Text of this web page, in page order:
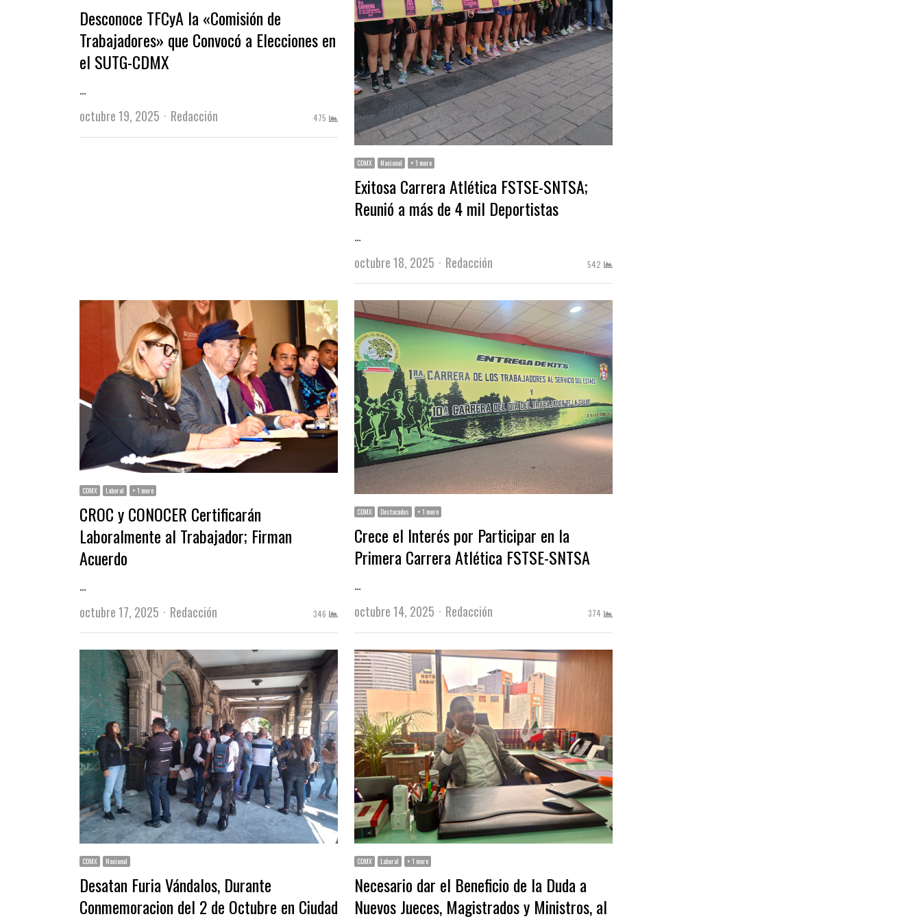
Desconoce TFCyA la «Comisión de
Trabajadores» que Convocó a Elecciones en
el SUTG-CDMX
…
octubre 19, 2025
Author
Redacción 475
CDMX Nacional + 1 more
Exitosa Carrera Atlética FSTSE-SNTSA;
Reunió a más de 4 mil Deportistas
…
octubre 18, 2025
Author
Redacción 542
CDMX Laboral + 1 more
CROC y CONOCER Certificarán
Laboralmente al Trabajador; Firman
Acuerdo
…
octubre 17, 2025
Author
Redacción 346
CDMX Destacados + 1 more
Crece el Interés por Participar en la
Primera Carrera Atlética FSTSE-SNTSA
…
octubre 14, 2025
Author
Redacción 374
CDMX Nacional
Desatan Furia Vándalos, Durante
Conmemoracion del 2 de Octubre en Ciudad
CDMX Laboral + 1 more
Necesario dar el Beneficio de la Duda a
Nuevos Jueces, Magistrados y Ministros, al